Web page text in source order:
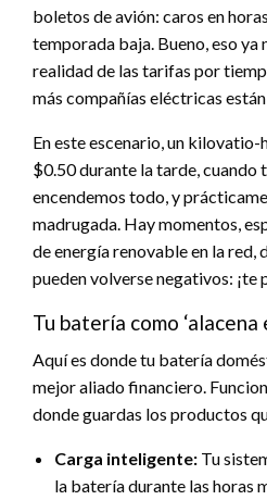
boletos de avión: caros en
temporada baja. Bueno, eso ya
realidad de las tarifas por
más compañías eléctricas
En este escenario, un
$0.50 durante la tarde, cuando
encendemos todo, y
madrugada. Hay momentos,
de energía renovable en la red,
pueden volverse negativos: ¡te
Tu batería como ‘alacena
Aquí es donde tu batería
mejor aliado financiero.
donde guardas los productos
Carga inteligente: Tu
la batería durante las horas